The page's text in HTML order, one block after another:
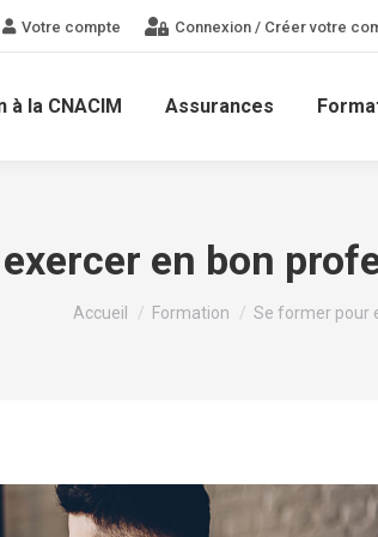
Votre compte Connexion / Créer votre
à la CNACIM Assurances
en bon
Vous êtes ici :
Accueil Formation Se former pour